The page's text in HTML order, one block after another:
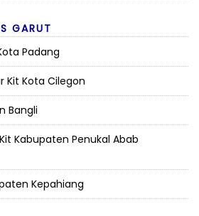
GARUT
Padang
Kit Kota Cilegon
Bangli
Kabupaten Penukal Abab
Kepahiang